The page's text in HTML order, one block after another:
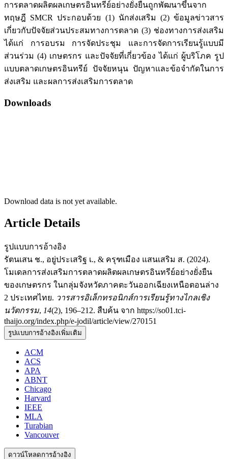
การตลาดผลิตผลเกษตรอินทรีย์อย่างยั่งยืนถูกพัฒนาขึ้นจาก
ทฤษฎี SMCR ประกอบด้วย (1) นักส่งเสริม (2) ข้อมูลข่าวสาร
เกี่ยวกับปัจจัยส่วนประสมทางการตลาด (3) ช่องทางการส่งเสริม
ได้แก่ การอบรม การจัดประชุม และการจัดการเรียนรู้แบบมี
ส่วนร่วม (4) เกษตรกร และปัจจัยที่เกี่ยวข้อง ได้แก่ ผู้บริโภค รูป
แบบตลาดเกษตรอินทรีย์ ปัจจัยหนุน ปัญหาและข้อจำกัดในการ
ส่งเสริม และผลการส่งเสริมการตลาด
Downloads
Download data is not yet available.
Article Details
รูปแบบการอ้างอิง
รัตนเสน ช., อยู่ประเสริฐ เ., & ครุฑเมือง แสนเสริม ส. (2024).
โมเดลการส่งเสริมการตลาดผลิตผลเกษตรอินทรีย์อย่างยั่งยืน
ของเกษตรกร ในกลุ่มจังหวัดภาคตะวันออกเฉียงเหนือตอนล่าง
2 ประเทศไทย. วารสารอิเล็กทรอนิกส์การเรียนรู้ทางไกลเชิง
นวัตกรรม, 14(2), 196–212. สืบค้น จาก https://so01.tci-
thaijo.org/index.php/e-jodil/article/view/270151
รูปแบบการอ้างอิงเพิ่มเติม
ACM
ACS
APA
ABNT
Chicago
Harvard
IEEE
MLA
Turabian
Vancouver
ดาวน์โหลดการอ้างอิง